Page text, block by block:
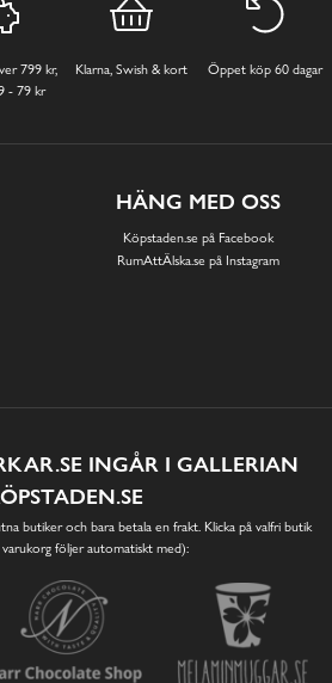
799 kr,
- 79 kr
Klarna, Swish & kort Öppet köp 60 dagar
HÄNG MED OSS
Köpstaden.se på Facebook
RumAttÄlska.se på Instagram
INGÅR I GALLERIAN
butiker och bara betala en frakt. Klicka på valfri butik
varukorg följer automatiskt med):